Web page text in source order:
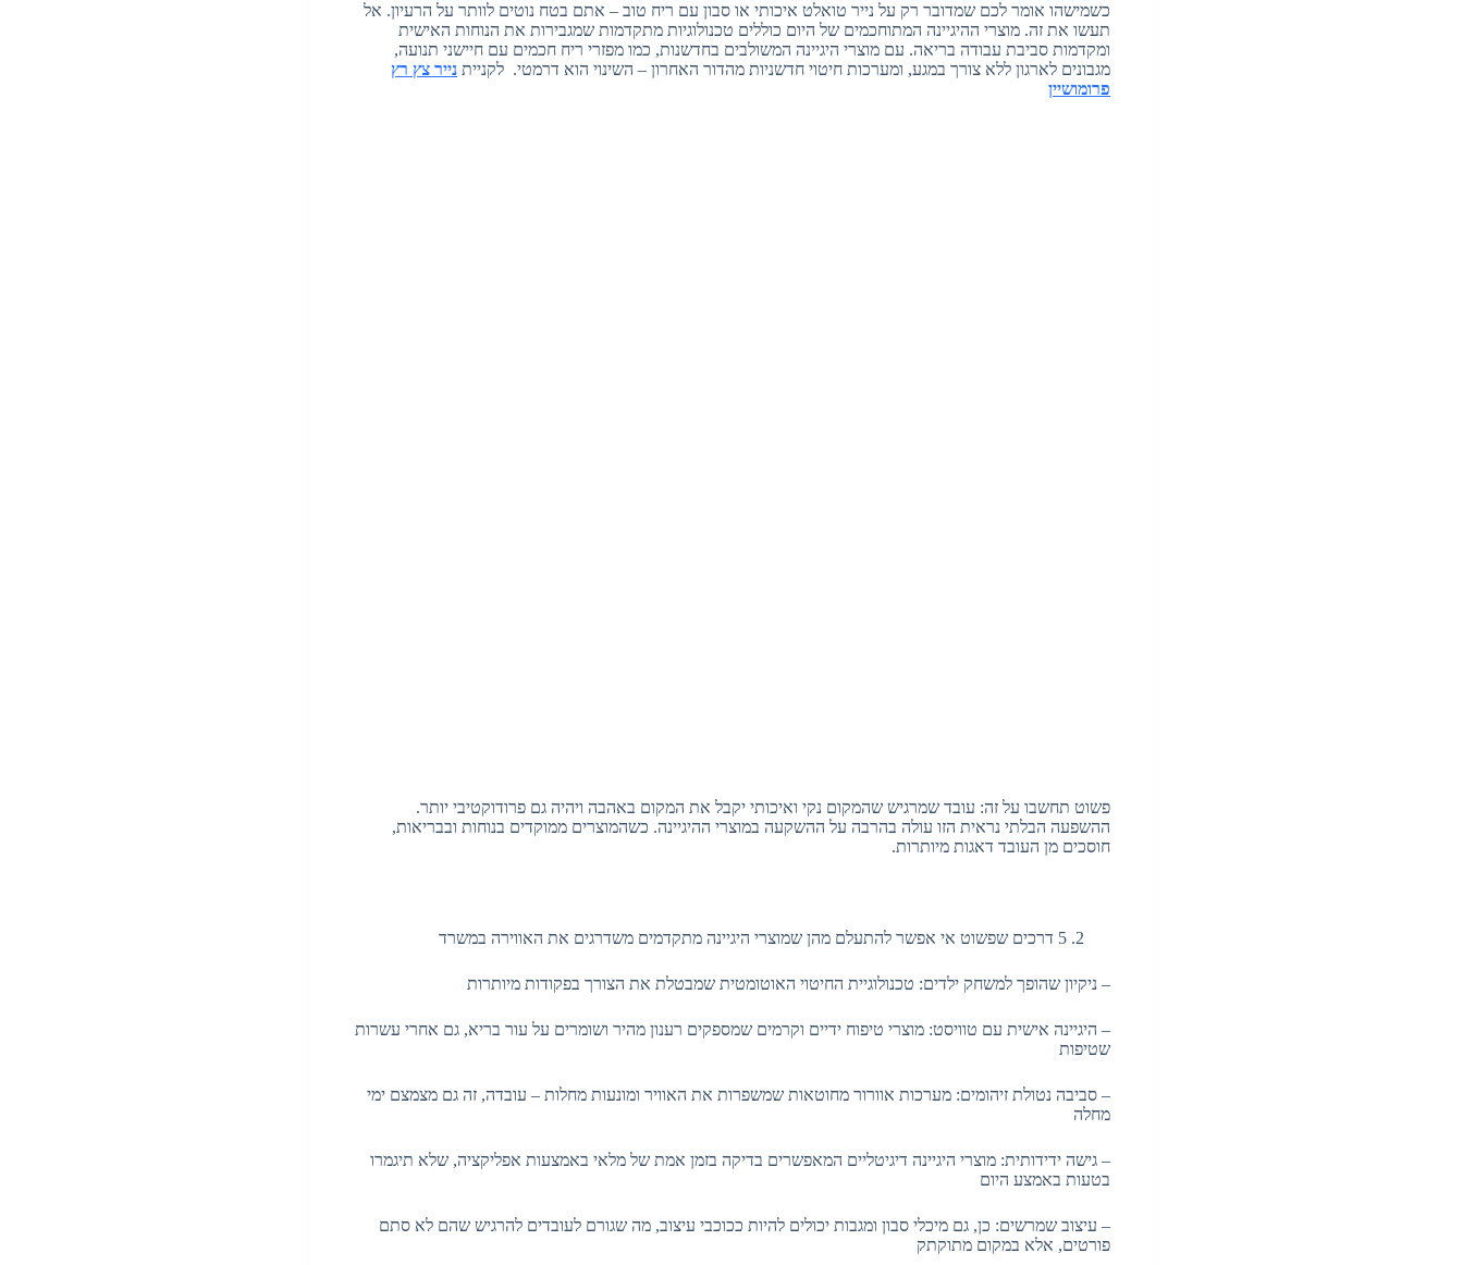
כשמישהו אומר לכם שמדובר רק על נייר טואלט איכותי או סבון עם ריח טוב – אתם בטח נוטים לוותר על הרעיון. אל
תעשו את זה. מוצרי ההיגיינה המתוחכמים של היום כוללים טכנולוגיות מתקדמות שמגבירות את הנוחות האישית
ומקדמות סביבת עבודה בריאה. עם מוצרי היגיינה המשולבים בחדשנות, כמו מפזרי ריח חכמים עם חיישני תנועה,
מגבונים לארגון ללא צורך במגע, ומערכות חיטוי חדשניות מהדור האחרון – השינוי הוא דרמטי. לקניית נייר צץ רץ
פרומושיין
פשוט תחשבו על זה: עובד שמרגיש שהמקום נקי ואיכותי יקבל את המקום באהבה ויהיה גם פרודוקטיבי יותר.
ההשפעה הבלתי נראית הזו עולה בהרבה על ההשקעה במוצרי ההיגיינה. כשהמוצרים ממוקדים בנוחות ובבריאות,
חוסכים מן העובד דאגות מיותרות.
5 דרכים שפשוט אי אפשר להתעלם מהן שמוצרי היגיינה מתקדמים משדרגים את האווירה במשרד
– ניקיון שהופך למשחק ילדים: טכנולוגיית החיטוי האוטומטית שמבטלת את הצורך בפקודות מיותרות
– היגיינה אישית עם טוויסט: מוצרי טיפוח ידיים וקרמים שמספקים רענון מהיר ושומרים על עור בריא, גם אחרי עשרות
שטיפות
– סביבה נטולת זיהומים: מערכות אוורור מחוטאות שמשפרות את האוויר ומונעות מחלות – עובדה, זה גם מצמצם ימי
מחלה
– גישה ידידותית: מוצרי היגיינה דיגיטליים המאפשרים בדיקה בזמן אמת של מלאי באמצעות אפליקציה, שלא תיגמרו
בטעות באמצע היום
– עיצוב שמרשים: כן, גם מיכלי סבון ומגבות יכולים להיות ככוכבי עיצוב, מה שגורם לעובדים להרגיש שהם לא סתם
פורטים, אלא במקום מתוקתק